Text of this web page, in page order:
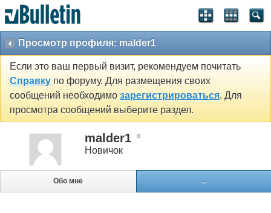
Просмотр профиля: malder1
Если это ваш первый визит, рекомендуем почитать
Справку по форуму. Для размещения своих
сообщений необходимо зарегистрироваться. Для
просмотра сообщений выберите раздел.
malder1
Новичок
Обо мне ...